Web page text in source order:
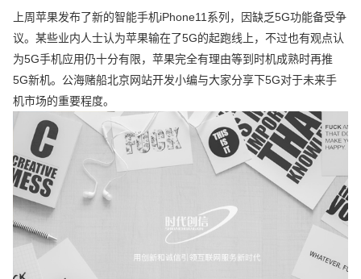
上周苹果发布了新的智能手机iPhone11系列，因缺乏5G功能备受争
议。某些业内人士认为苹果输在了5G的起跑线上，不过也有观点认
为5G手机应用仍十分有限，苹果完全有理由等到时机成熟时再推
5G新机。公海赌船北京网站开发小编与大家分享下5G对于未来手
机市场的重要程度。